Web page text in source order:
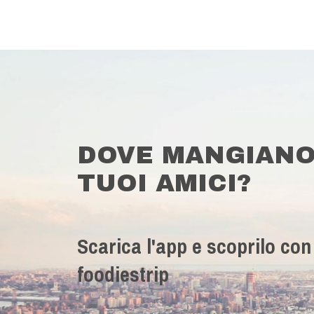
DOVE
TUOI AMICI?
Scarica l'app e scoprilo con
foodiestrip